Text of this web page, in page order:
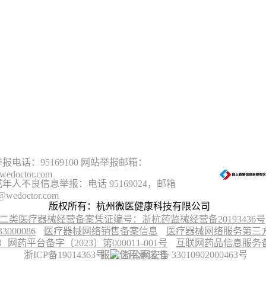
电话：95169100 网站举报邮箱：
人不良信息举报：电话 95169024，邮箱
版权所有：杭州微医健康科技有限公司
类医疗器械经营备案凭证编号：浙杭药监械经营备20193436号
医疗器械网络销售备案信息
医疗器械网络服务第三
药平台备字〔2023〕第000011-001号
互联网药品信息服务
服务信用承诺书
浙ICP备19014363号 浙公网安备 33010902000463号